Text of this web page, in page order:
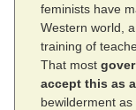
feminists have
Western world,
training of
That most
accept this as
bewilderment as